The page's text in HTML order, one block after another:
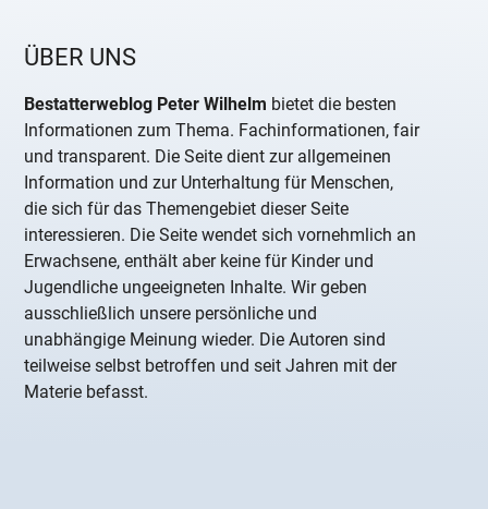
ÜBER UNS
Bestatterweblog Peter Wilhelm bietet die besten
Informationen zum Thema. Fachinformationen, fair
und transparent. Die Seite dient zur allgemeinen
Information und zur Unterhaltung für Menschen,
die sich für das Themengebiet dieser Seite
interessieren. Die Seite wendet sich vornehmlich an
Erwachsene, enthält aber keine für Kinder und
Jugendliche ungeeigneten Inhalte. Wir geben
ausschließlich unsere persönliche und
unabhängige Meinung wieder. Die Autoren sind
teilweise selbst betroffen und seit Jahren mit der
Materie befasst.